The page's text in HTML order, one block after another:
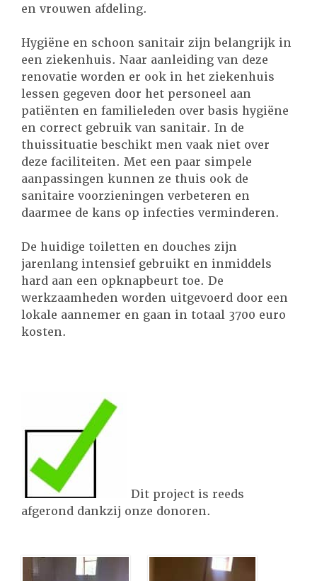
en vrouwen afdeling.
Hygiëne en schoon sanitair zijn belangrijk in
een ziekenhuis. Naar aanleiding van deze
renovatie worden er ook in het ziekenhuis
lessen gegeven door het personeel aan
patiënten en familieleden over basis hygiëne
en correct gebruik van sanitair. In de
thuissituatie beschikt men vaak niet over
deze faciliteiten. Met een paar simpele
aanpassingen kunnen ze thuis ook de
sanitaire voorzieningen verbeteren en
daarmee de kans op infecties verminderen.
De huidige toiletten en douches zijn
jarenlang intensief gebruikt en inmiddels
hard aan een opknapbeurt toe. De
werkzaamheden worden uitgevoerd door een
lokale aannemer en gaan in totaal 3700 euro
kosten.
Dit project is reeds
afgerond dankzij onze donoren.